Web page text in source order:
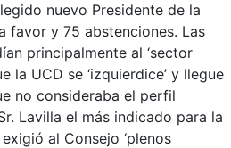
nuevo Presidente de la
favor y 75 abstenciones. Las
principalmente al ‘sector
la UCD se ‘izquierdice’ y llegue
no consideraba el perfil
Lavilla el más indicado para la
al Consejo ‘plenos